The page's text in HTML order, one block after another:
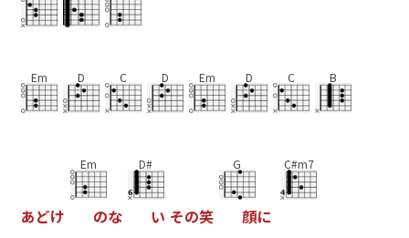
Em D C D Em D C B
あどけ
Em
のな
D#
い その笑
G
顔に
C#m7